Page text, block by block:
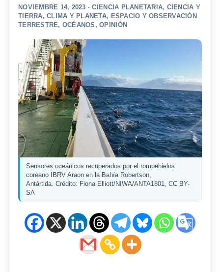
NOVIEMBRE 14, 2023 ·CIENCIA PLANETARIA, CIENCIA Y
TIERRA,CLIMA Y PLANETA, ESPACIO Y OBSERVACIÓN
TERRESTRE, OCÉANOS ,OPINIÓN
Sensores oceánicos recuperados por el rompehielos
coreano IBRV Araon en la Bahía Robertson,
Antártida. Crédito: Fiona Elliott/NIWA/ANTA1801, CC BY-
SA